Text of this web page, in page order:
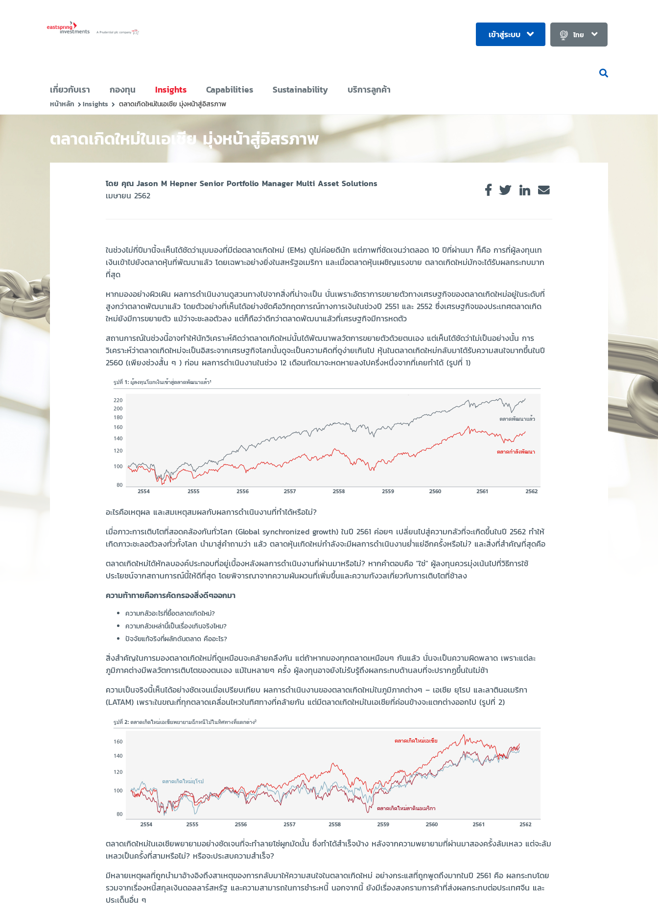
เข้าสู่ระบบ ไทย
เกี่ยวกับเรา กองทุน Insights Capabilities Sustainability บริการลูกค้า
หน้าหลัก Insights ตลาดเกิดใหม่ในเอเชีย มุ่งหน้าสู่อิสรภาพ
ตลาดเกิดใหม่ในเอเชีย มุ่งหน้าสู่อิสรภาพ
โดย คุณ Jason M Hepner Senior Portfolio Manager Multi Asset Solutions
เมษายน 2562
ในช่วงไม่กี่ปีมานี้จะเห็นได้ชัดว่ามุมมองที่มีต่อตลาดเกิดใหม่ (EMs) ดูไม่ค่อยดีนัก แต่ภาพที่ชัดเจนว่าตลอด 10 ปีที่ผ่านมา ก็คือ การที่ผู้ลงทุนเท
เงินเข้าไปยังตลาดหุ้นที่พัฒนาแล้ว โดยเฉพาะอย่างยิ่งในสหรัฐอเมริกา และเมื่อตลาดหุ้นเผชิญแรงขาย ตลาดเกิดใหม่มักจะได้รับผลกระทบมาก
ที่สุด
หากมองอย่างผิวเผิน ผลการดำเนินงานดูสวนทางไปจากสิ่งที่น่าจะเป็น นั่นเพราะอัตราการขยายตัวทางเศรษฐกิจของตลาดเกิดใหม่อยู่ในระดับที่
สูงกว่าตลาดพัฒนาแล้ว โดยตัวอย่างที่เห็นได้อย่างชัดคือวิกฤตการณ์ทางการเงินในช่วงปี 2551 และ 2552 ซึ่งเศรษฐกิจของประเทศตลาดเกิด
ใหม่ยังมีการขยายตัว แม้ว่าจะชะลอตัวลง แต่ก็ถือว่าดีกว่าตลาดพัฒนาแล้วที่เศรษฐกิจมีการหดตัว
สถานการณ์ในช่วงนี้อาจทำให้นักวิเคราะห์คิดว่าตลาดเกิดใหม่นั้นได้พัฒนาพลวัตการขยายตัวด้วยตนเอง แต่เห็นได้ชัดว่าไม่เป็นอย่างนั้น การ
วิเคราะห์ว่าตลาดเกิดใหม่จะเป็นอิสระจากเศรษฐกิจโลกนั้นดูจะเป็นความคิดที่ดูง่ายเกินไป หุ้นในตลาดเกิดใหม่กลับมาได้รับความสนใจมากขึ้นในปี
2560 (เพียงช่วงสั้น ๆ ) ก่อน ผลการดำเนินงานในช่วง 12 เดือนถัดมาจะหดหายลงไปครึ่งหนึ่งจากที่เคยทำได้ (รูปที่ 1)
อะไรคือเหตุผล และสมเหตุสมผลกับผลการดำเนินงานที่ทำได้หรือไม่?
เมื่อภาวะการเติบโตที่สอดคล้องกันทั่วโลก (Global synchronized growth) ในปี 2561 ค่อยๆ เปลี่ยนไปสู่ความกลัวที่จะเกิดขึ้นในปี 2562 ทำให้
เกิดภาวะชะลอตัวลงทั่วทั้งโลก นำมาสู่คำถามว่า แล้ว ตลาดหุ้นเกิดใหม่กำลังจะมีผลการดำเนินงานย่ำแย่อีกครั้งหรือไม่? และสิ่งที่สำคัญที่สุดคือ
ตลาดเกิดใหม่ได้หักลบองค์ประกอบที่อยู่เบื้องหลังผลการดำเนินงานที่ผ่านมาหรือไม่? หากคำตอบคือ "ใช่" ผู้ลงทุนควรมุ่งเน้นไปที่วิธีการใช้
ประโยชน์จากสถานการณ์นี้ให้ดีที่สุด โดยพิจารณาจากความผันผวนที่เพิ่มขึ้นและความกังวลเกี่ยวกับการเติบโตที่ช้าลง
ความท้าทายคือการคัดกรองสิ่งดีๆออกมา
ความกลัวอะไรที่ยื้อตลาดเกิดใหม่?
ความกลัวเหล่านี้เป็นเรื่องเกินจริงไหม?
ปัจจัยแท้จริงที่ผลักดันตลาด คืออะไร?
สิ่งสำคัญในการมองตลาดเกิดใหม่ที่ดูเหมือนจะคล้ายคลึงกัน แต่ถ้าหากมองทุกตลาดเหมือนๆ กันแล้ว นั่นจะเป็นความผิดพลาด เพราะแต่ละ
ภูมิภาคต่างมีพลวัตการเติบโตของตนเอง แม้ในหลายๆ ครั้ง ผู้ลงทุนอาจยังไม่รับรู้ถึงผลกระทบด้านลบที่จะปรากฏขึ้นในไม่ช้า
ความเป็นจริงนี้เห็นได้อย่างชัดเจนเมื่อเปรียบเทียบ ผลการดำเนินงานของตลาดเกิดใหม่ในภูมิภาคต่างๆ – เอเชีย ยุโรป และลาตินอเมริกา
(LATAM) เพราะในขณะที่ทุกตลาดเคลื่อนไหวในทิศทางที่คล้ายกัน แต่มีตลาดเกิดใหม่ในเอเชียที่ค่อนข้างจะแตกต่างออกไป (รูปที่ 2)
ตลาดเกิดใหม่ในเอเชียพยายามอย่างชัดเจนที่จะทำลายโซ่ผูกมัดนั้น ซึ่งทำได้สำเร็จบ้าง หลังจากความพยายามที่ผ่านมาสองครั้งล้มเหลว แต่จะล้ม
เหลวเป็นครั้งที่สามหรือไม่? หรือจะประสบความสำเร็จ?
มีหลายเหตุผลที่ถูกนำมาอ้างอิงถึงสาเหตุของการกลับมาให้ความสนใจในตลาดเกิดใหม่ อย่างกระแสที่ถูกพูดถึงมากในปี 2561 คือ ผลกระทบโดย
รวมจากเรื่องหนี้สกุลเงินดอลลาร์สหรัฐ และความสามารถในการชำระหนี้ นอกจากนี้ ยังมีเรื่องสงครามการค้าที่ส่งผลกระทบต่อประเทศจีน และ
ประเด็นอื่น ๆ